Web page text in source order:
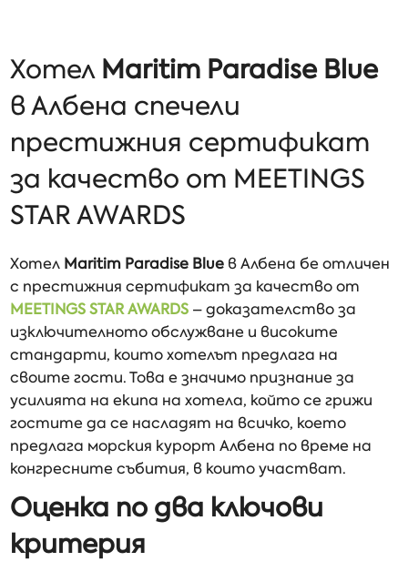
Хотел Maritim Paradise Blue
в Албена спечели
престижния сертификат
за качество от MEETINGS
STAR AWARDS
Хотел Maritim Paradise Blue в Албена бе отличен
с престижния сертификат за качество от
MEETINGS STAR AWARDS – доказателство за
изключителното обслужване и високите
стандарти, които хотелът предлага на
своите гости. Това е значимо признание за
усилията на екипа на хотела, който се грижи
гостите да се насладят на всичко, което
предлага морския курорт Албена по време на
конгресните събития, в които участват.
Оценка по два ключови
критерия